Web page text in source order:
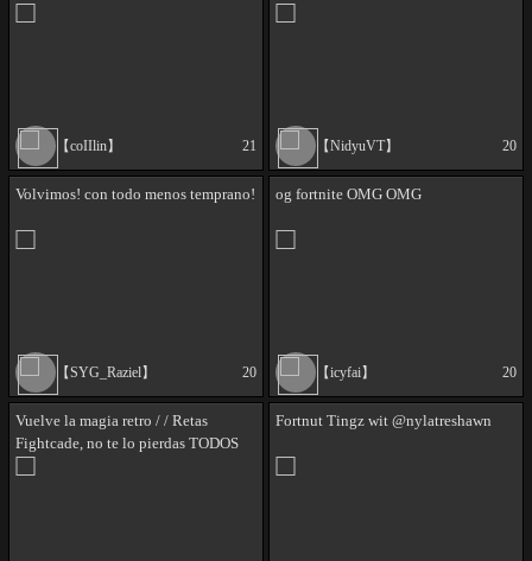
【coIIlin】 21 【NidyuVT】 20
Volvimos! con todo menos temprano!
【SYG_Raziel】 20
og fortnite OMG OMG
【icyfai】 20
Vuelve la magia retro / / Retas
Fightcade, no te lo pierdas TODOS
Fortnut Tingz wit @nylatreshawn